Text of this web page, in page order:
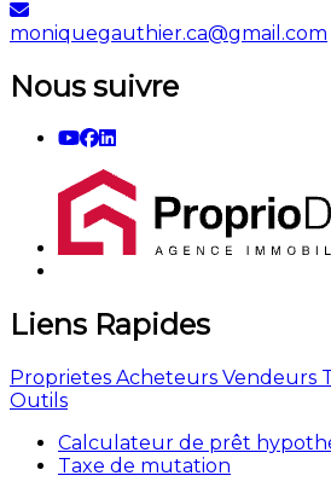
moniquegauthier.ca@gmail.com
Nous suivre
Liens Rapides
Proprietes Acheteurs Vendeurs
Outils
Calculateur de prêt
Taxe de mutation